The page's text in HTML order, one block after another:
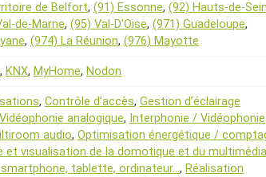
de Belfort, (91) Essonne, (92) Hauts-de-
de-Marne, (95) Val-D'Oise, (971) Guadeloupe,
, (974) La Réunion, (976) Mayotte
, KNX, MyHome, Nodon
, Contrôle d’accès, Gestion d’éclairage
analogique, Interphonie / Vidéophonie
audio, Optimisation énergétique /
et visualisation de la domotique et du multimédia
tablette, ordinateur…, Réalisation